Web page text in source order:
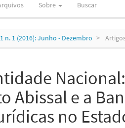
Sobre Buscar
n. 1 (2016): Junho - Dezembro
Abissal e a
no